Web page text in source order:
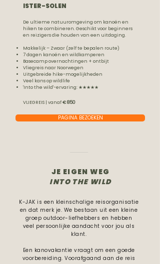
ISTER-SOLEN
De ultieme natuuromgeving om kanoën en
hiken te combineren. Geschikt voor beginners
en reizigers die houden van een uitdaging.
Makkelijk – Zwaar (zelf te bepalen route)
7 dagen kanoën en wildkamperen
Basecamp overnachtingen + ontbijt
Vliegreis naar Noorwegen
Uitgebreide hike-mogelijkheden
Veel kans op wildlife
'Into the wild'-ervaring: ★★★★★
VLIEGREIS | vanaf€ 850
PAGINA BEZOEKEN
JE EIGEN WEG
INTO THE WILD
K-JAK is een kleinschalige reisorganisatie
en dat merk je. We bestaan uit een kleine
groep outdoor-liefhebbers en hebben
veel persoonlijke aandacht voor jou als
klant.
Een kanovakantie vraagt om een goede
voorbereiding. Voorafgaand aan de reis